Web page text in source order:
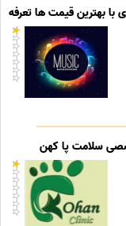
بهترین قیمت ها تعرفه
سلامت پا کهن